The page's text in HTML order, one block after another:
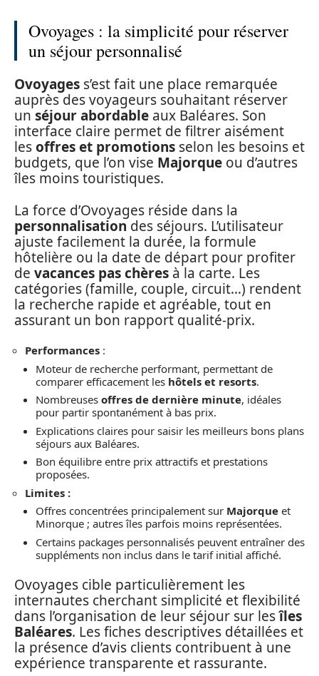
Ovoyages : la simplicité pour réserver
un séjour personnalisé
Ovoyages s’est fait une place remarquée
auprès des voyageurs souhaitant réserver
un séjour abordable aux Baléares. Son
interface claire permet de filtrer aisément
lesoffres et promotions selon les besoins et
budgets, que l’on vise Majorque ou d’autres
îles moins touristiques.
La force d’Ovoyages réside dans la
personnalisation des séjours. L’utilisateur
ajuste facilement la durée, la formule
hôtelière ou la date de départ pour profiter
de vacances pas chères à la carte. Les
catégories (famille, couple, circuit…) rendent
la recherche rapide et agréable, tout en
assurant un bon rapport qualité-prix.
Performances :
Moteur de recherche performant, permettant de
comparer efficacement les hôtels et resorts.
Nombreuses offres de dernière minute, idéales
pour partir spontanément à bas prix.
Explications claires pour saisir les meilleurs bons plans
séjours aux Baléares.
Bon équilibre entre prix attractifs et prestations
proposées.
Limites :
Offres concentrées principalement sur Majorque et
Minorque ; autres îles parfois moins représentées.
Certains packages personnalisés peuvent entraîner des
suppléments non inclus dans le tarif initial affiché.
Ovoyages cible particulièrement les
internautes cherchant simplicité et flexibilité
dans l’organisation de leur séjour sur lesîles
Baléares. Les fiches descriptives détaillées et
la présence d’avis clients contribuent à une
expérience transparente et rassurante.